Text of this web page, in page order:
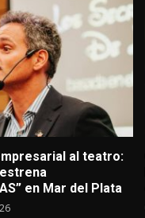
al teatro:
en Mar del Plata